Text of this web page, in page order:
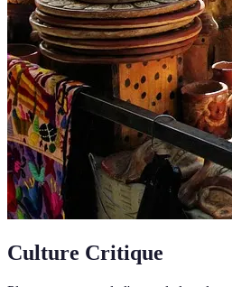
Culture Critique